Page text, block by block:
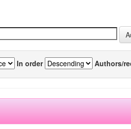
In order Authors/